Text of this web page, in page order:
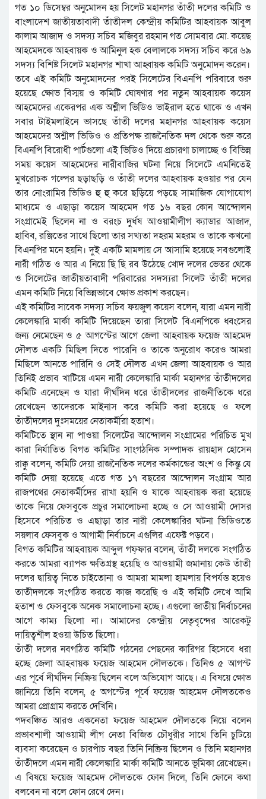
গত ১০ ডিসেম্বর অনুমোদন হয় সিলেট মহানগর তাঁতী দলের কমিটি ও
বাংলাদেশ জাতীয়তাবাদী তাঁতীদল কেন্দ্রীয় কমিটির আহবায়ক আবুল
কালাম আজাদ ও সদস্য সচিব মজিবুর রহমান গত সোমবার মো. কয়েছ
আহমেদকে আহবায়ক ও আমিনুল হক বেলালকে সদস্য সচিব করে ৬৯
সদস্য বিশিষ্ট সিলেট মহানগর শাখা আহ্বায়ক কমিটি অনুমোদন করেন।
তবে এই কমিটি অনুমোদনের পরই সিলেটের বিএনপি পরিবারে শুরু
হয়েছে ক্ষোভ বিস্ময় ও কমিটি ঘোষণার পর নতুন আহবায়ক কয়েস
আহমেদের একেরপর এক অশ্লীল ভিডিও ভাইরাল হতে থাকে ও এখন
সবার টাইমলাইনে ভাসছে তাঁতী দলের মহানগর আহবায়ক কয়েস
আহমেদের অশ্লীল ভিডিও ও প্রতিপক্ষ রাজনৈতিক দল থেকে শুরু করে
বিএনপি বিরোধী পার্টগুলো এই ভিডিও দিয়ে প্রচারণা চালাচ্ছে ও বিভিন্ন
সময় কয়েস আহমেদের নারীবাজির ঘটনা নিয়ে সিলেটে এমনিতেই
মুখরোচক গল্পের ছড়াছড়ি ও তাঁতী দলের আহবায়ক হওয়ার পর যেন
তার নোংরামির ভিডিও হু হু করে ছড়িয়ে পড়ছে সামাজিক যোগাযোগ
মাধ্যমে ও এছাড়া কয়েস আহমেদ গত ১৬ বছর কোন আন্দোলন
সংগ্রামেই ছিলেন না ও বরংচ দুর্ধষ আওয়ামীলীগ ক্যাডার আজাদ,
হাবিব, রঞ্জিতের সাথে ছিলো তার সখ্যতা দহরম মহরম ও তাকে কখনো
বিএনপির মনে হয়নি। দুই একটি মামলায় সে আসামি হয়েছে সবগুলোই
নারী গঠিত ও আর এ নিয়ে ছি ছি রব উঠেছে খোদ দলের ভেতর থেকে
ও সিলেটের জাতীয়তাবাদী পরিবারের সদস্যরা সিলেট তাঁতী দলের
এমন কমিটি নিয়ে বিভিন্নভাবে ক্ষোভ প্রকাশ করছেন।
এই কমিটির সাবেক সদস্য সচিব ফয়জুল কয়েস বলেন, যারা এমন নারী
কেলেঙ্কারি মার্কা কমিটি দিয়েছেন তারা সিলেট বিএনপিকে ধ্বংসের
জন্য নেমেছেন ও ৫ আগস্টের আগে জেলা আহবায়ক ফয়েজ আহমেদ
দৌলত একটি মিছিল দিতে পারেনি ও তাকে অনুরোধ করেও আমরা
মিছিলে আনতে পারিনি ও সেই দৌলত এখন জেলা আহবায়ক ও আর
তিনিই প্রভাব খাটিয়ে এমন নারী কেলেঙ্কারি মার্কা মহানগর তাঁতীদলের
কমিটি এনেছেন ও যারা দীর্ঘদিন ধরে তাঁতীদলের রাজনীতিকে ধরে
রেখেছেন তাদেরকে মাইনাস করে কমিটি করা হয়েছে ও ফলে
তাঁতীদলের দুঃসময়ের নেতাকর্মীরা হতাশ।
কমিটিতে স্থান না পাওয়া সিলেটের আন্দোলন সংগ্রামের পরিচিত মুখ
কারা নির্যাতিত বিগত কমিটির সাংগঠনিক সম্পাদক রায়হাদ হোসেন
রাক্কু বলেন, কমিটি দেয়া রাজনৈতিক দলের কর্মকান্ডের অংশ ও কিন্তু যে
কমিটি দেয়া হয়েছে এতে গত ১৭ বছরের আন্দোলন সংগ্রাম আর
রাজপথের নেতাকর্মীদের রাখা হয়নি ও যাকে আহবায়ক করা হয়েছে
তাকে নিয়ে ফেসবুকে প্রচুর সমালোচনা হচ্ছে ও সে আওয়ামী দোসর
হিসেবে পরিচিত ও এছাড়া তার নারী কেলেঙ্কারির ঘটনা ভিডিওতে
সয়লাব ফেসবুক ও আগামী নির্বাচনে এগুলির এফেক্ট পড়বে।
বিগত কমিটির আহবায়ক আব্দুল গফ্ফার বলেন, তাঁতী দলকে সংগঠিত
করতে আমরা ব্যাপক ক্ষতিগ্রস্থ হয়েছি ও আওয়ামী জমানায় কেউ তাঁতী
দলের দ্বায়িত্ব নিতে চাইতোনা ও আমরা মামলা হামলায় বিপর্যস্ত হয়েও
তাতীদলকে সংগঠিত করতে কাজ করেছি ও এই কমিটি দেখে আমি
হতাশ ও ফেসবুকে অনেক সমালোচনা হচ্ছে। এগুলো জাতীয় নির্বাচনের
আগে কাম্য ছিলো না। আমাদের কেন্দ্রীয় নেতৃবৃন্দের আরেকটু
দায়িত্বশীল হওয়া উচিত ছিলো।
তাঁতী দলের নবগঠিত কমিটি গঠনের পেছনের কারিগর হিসেবে ধরা
হচ্ছে জেলা আহবায়ক ফয়েজ আহমেদ দৌলতকে। তিনিও ৫ আগস্ট
এর পূর্বে দীর্ঘদিন নিষ্ক্রিয় ছিলেন বলে অভিযোগ আছে। এ বিষয়ে ক্ষোভ
জানিয়ে তিনি বলেন, ৫ অগস্টের পূর্বে ফয়েজ আহমেদ দৌলতকেও
আমরা প্রোগ্রাম করতে দেখিনি।
পদবঞ্চিত আরও একনেতা ফয়েজ আহমেদ দৌলতকে নিয়ে বলেন
প্রভাবশালী আওয়ামী লীগ নেতা বিজিত চৌধুরীর সাথে তিনি চুটিয়ে
ব্যবসা করেছেন ও চারপাঁচ বছর তিনি নিষ্ক্রিয় ছিলেন ও তিনি মহানগর
তাঁতীদলে এমন নারী কেলেঙ্কারি মার্কা কমিটি আনতে ভূমিকা রেখেছেন।
এ বিষয়ে ফয়েজ আহমেদ দৌলতকে ফোন দিলে, তিনি ফোনে কথা
বলবেন না বলে ফোন রেখে দেন।